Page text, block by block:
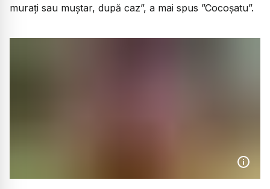
murați sau muștar, după caz”, a mai spus ”Cocoșatu”.